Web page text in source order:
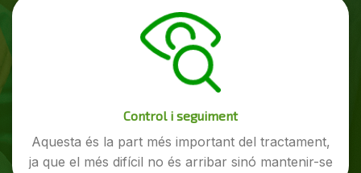
Control i seguiment
Aquesta és la part més important del tractament,
ja que el més difícil no és arribar sinó mantenir-se